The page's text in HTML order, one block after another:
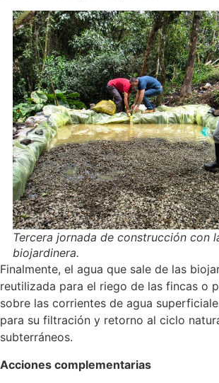
Tercera jornada de construcción con
biojardinera.
Finalmente, el agua que sale de las
reutilizada para el riego de las fincas o
sobre las corrientes de agua
para su filtración y retorno al ciclo
subterráneos.
Acciones complementarias